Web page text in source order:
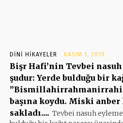
DINI HIKAYELER KASIM 1, 2019
Bişr Hafi’nin Tevbei
şudur: Yerde bulduğu bir
başına koydu. Miski anber
sakladı.... Tevbei nasuh